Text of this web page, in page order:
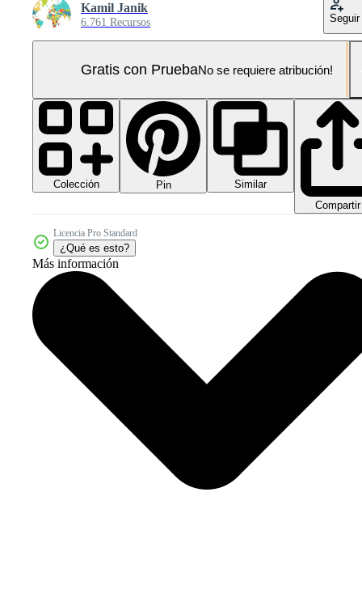
Kamil Janik
6.761 Recursos Seguir
Gratis con PruebaNo se requiere atribución!
Colección Pin
Similar
Compartir
Licencia Pro Standard
¿Qué es esto?
Más información